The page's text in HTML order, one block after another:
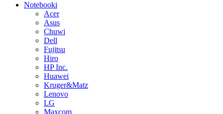
Notebooki
Acer
Asus
Chuwi
Dell
Fujitsu
Hiro
HP Inc.
Huawei
Kruger&Matz
Lenovo
LG
Maxcom